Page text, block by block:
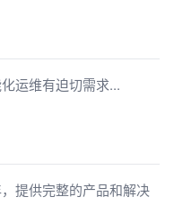
运维有迫切需求...
提供完整的产品和解决